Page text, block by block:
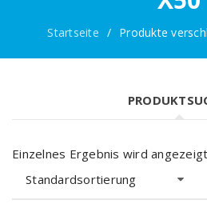
Startseite / Produkte
Einzelnes Ergebnis wird angezeigt
Standardsortierung